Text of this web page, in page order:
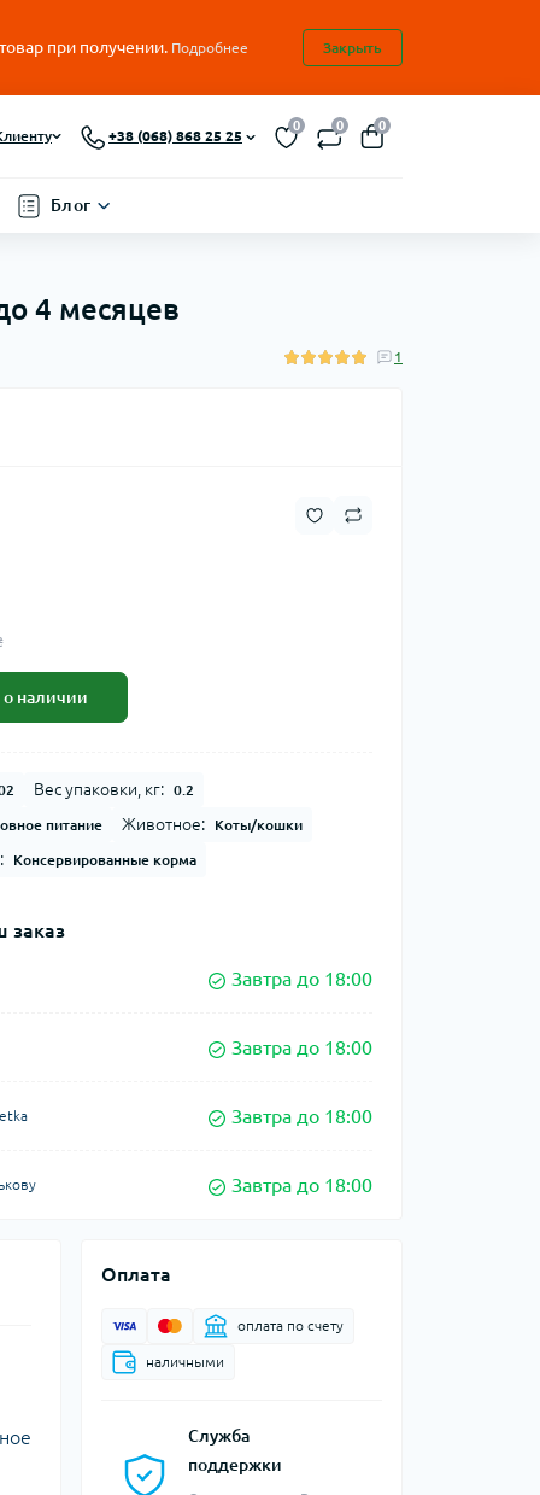
при получении. Подробнее Закрыть
+38 (068) 868 25 25
0 0 0
Блог
4 месяцев
1
наличии
Вес упаковки, кг: 0.2
питание Животное: Коты/кошки
Консервированные корма
заказ
Завтра до 18:00
Завтра до 18:00
Завтра до 18:00
Завтра до 18:00
Оплата
оплата по счету
наличными
Служба
поддержки